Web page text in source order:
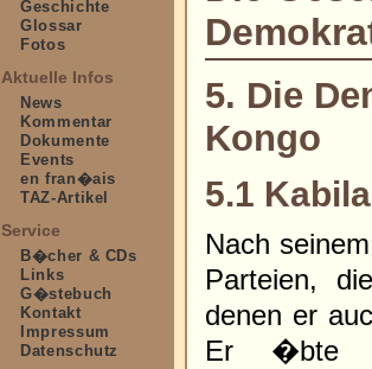
Geschichte
Glossar
Fotos
Aktuelle Infos
News
Kommentar
Dokumente
Events
en fran�ais
TAZ-Artikel
Service
B�cher & CDs
Links
G�stebuch
Kontakt
Impressum
Datenschutz
5. Die
Kongo
5.1
Nach
Parteien,
denen er
Er �bte